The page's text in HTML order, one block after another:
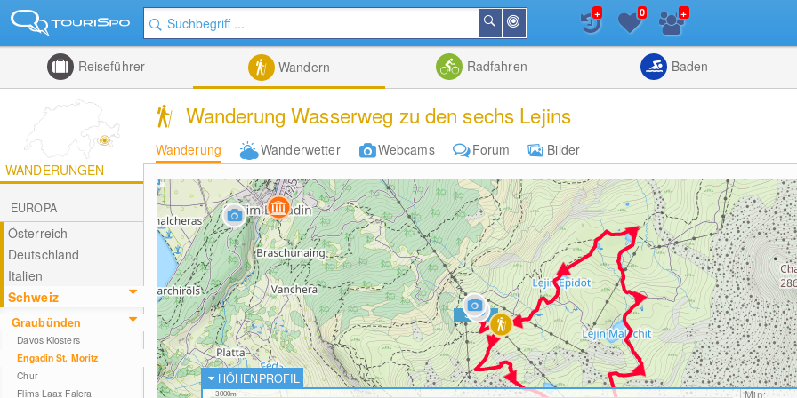
der
Nähe
Suchen
Listenansicht
+ 0 +
Reiseführer Wandern Radfahren Baden
Wanderung Wasserweg zu den sechs Lejins
Wanderung Wanderwetter Webcams Forum
Bilder
WANDERUNGEN
EUROPA
Österreich
Deutschland
Italien
Schweiz
Graubünden
Davos Klosters
Engadin St. Moritz
Chur
Flims Laax Falera
HÖHENPROFIL
3000m Min: